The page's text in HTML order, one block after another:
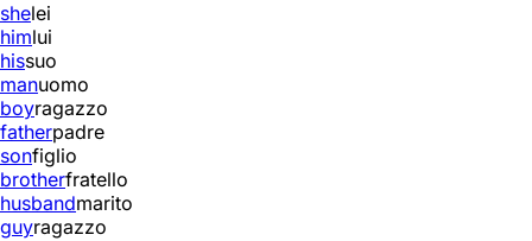
shelei
himlui
hissuo
manuomo
boyragazzo
fatherpadre
sonfiglio
brotherfratello
husbandmarito
guyragazzo